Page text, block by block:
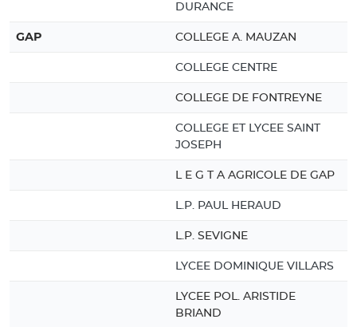
DURANCE
GAP COLLEGE A. MAUZAN
COLLEGE CENTRE
COLLEGE DE FONTREYNE
COLLEGE ET LYCEE SAINT
JOSEPH
L E G T A AGRICOLE DE GAP
L.P. PAUL HERAUD
L.P. SEVIGNE
LYCEE DOMINIQUE VILLARS
LYCEE POL. ARISTIDE
BRIAND